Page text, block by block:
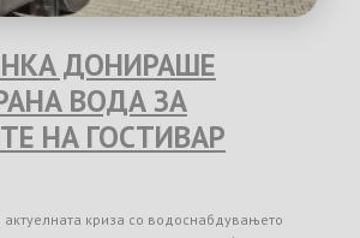
ДОНИРАШЕ
ВОДА ЗА
НА ГОСТИВАР
криза со водоснабдувањето